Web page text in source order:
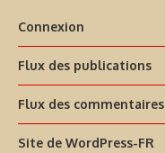
Connexion
Flux des publications
Flux des commentaires
Site de WordPress-FR